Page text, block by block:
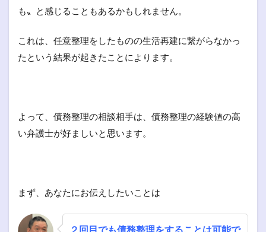
も〟と感じることもあるかもしれません。
これは、任意整理をしたものの生活再建に繋がらなかっ
たという結果が起きたことによります。
よって、債務整理の相談相手は、債務整理の経験値の高
い弁護士が好ましいと思います。
まず、あなたにお伝えしたいことは
２回目でも債務整理をすることは可能で